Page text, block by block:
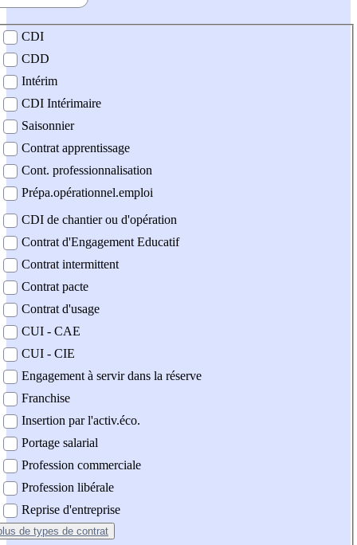
contrat
CDI
CDD
Intérim
CDI Intérimaire
Saisonnier
Contrat apprentissage
Cont. professionnalisation
Prépa.opérationnel.emploi
CDI de chantier ou d'opération
Contrat d'Engagement Educatif
Contrat intermittent
Contrat pacte
Contrat d'usage
CUI - CAE
CUI - CIE
Engagement à servir dans la réserve
Franchise
Insertion par l'activ.éco.
Portage salarial
Profession commerciale
Profession libérale
Reprise d'entreprise
de types de contrat